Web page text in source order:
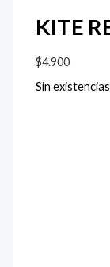
KITE
$4.900
Sin existencias